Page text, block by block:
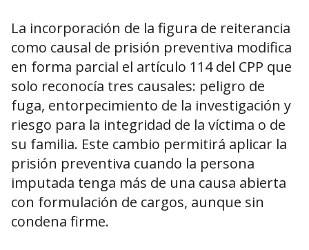
La incorporación de la figura de reiterancia
como causal de prisión preventiva modifica
en forma parcial el artículo 114 del CPP que
solo reconocía tres causales: peligro de
fuga, entorpecimiento de la investigación y
riesgo para la integridad de la víctima o de
su familia. Este cambio permitirá aplicar la
prisión preventiva cuando la persona
imputada tenga más de una causa abierta
con formulación de cargos, aunque sin
condena firme.